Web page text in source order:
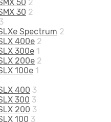
50 2
30 2
3
Spectrum 2
400e 2
300e 1
200e 2
100e 1
400 3
300 3
200 3
100 3